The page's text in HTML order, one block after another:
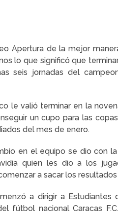
Apertura de la mejor
lo que significó que
seis jornadas del
le valió terminar en la
un cupo para las
del mes de enero.
en el equipo se dio con
quien les dio a los
a sacar los
a dirigir a Estudiantes
fútbol nacional Caracas